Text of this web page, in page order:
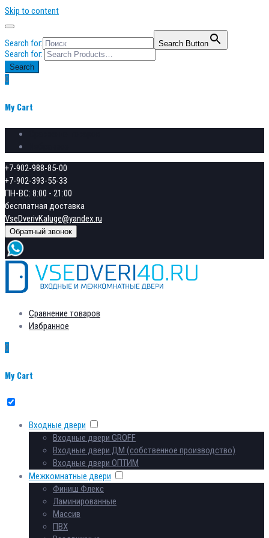
Skip to content
Search for: Search Button
Search for:
Search
0
My Cart
+7-902-988-85-00
+7-902-393-55-33
ПН-ВС: 8:00 - 21:00
бесплатная доставка
VseDverivKaluge@yandex.ru
Обратный звонок
Сравнение товаров
Избранное
0
My Cart
Входные двери
Входные двери GROFF
Входные двери ДМ (собственное производство)
Входные двери ОПТИМ
Межкомнатные двери
Финиш Флекс
Ламинированные
Массив
ПВХ